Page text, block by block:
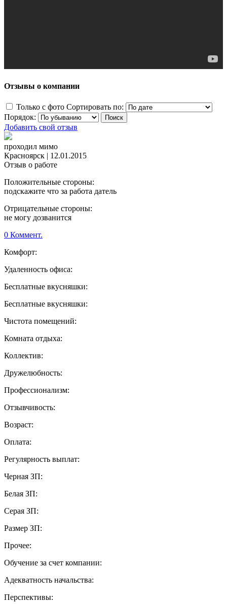
Отзывы о компании
Только с фото Сортировать по:
Порядок:
Добавить свой отзыв
проходил мимо
Красноярск | 12.01.2015
Отзыв о работе
Положительные стороны:
подскажите что за работа датель
Отрицательные стороны:
не могу дозванится
0 Коммент.
Комфорт:
Удаленность офиса:
Бесплатные вкусняшки:
Бесплатные вкусняшки:
Чистота помещений:
Комната отдыха:
Коллектив:
Дружелюбность:
Профессионализм:
Отзывчивость:
Возраст:
Оплата:
Регулярность выплат:
Черная ЗП:
Белая ЗП:
Серая ЗП:
Размер ЗП:
Прочее:
Обучение за счет компании:
Адекватность начальства:
Перспективы: